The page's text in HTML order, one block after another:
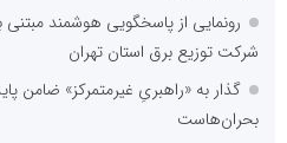
شرکت توزیع برق استان تهران
گذار به «راهبریِ غیرمتمرکز» ضامن
بحران‌هاست